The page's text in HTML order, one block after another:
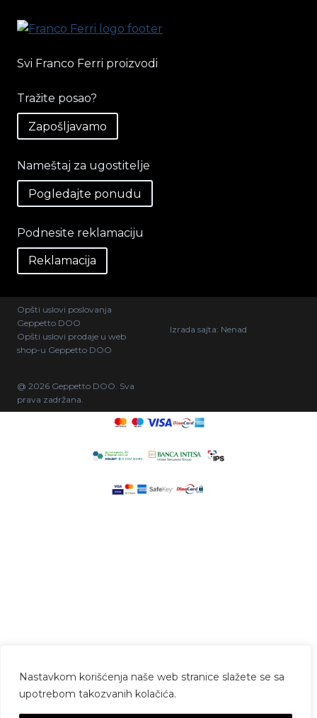
Nastavkom korišćenja naše web stranice slažete se sa
upotrebom takozvanih kolačića.
Svi Franco Ferri proizvodi
Tražite posao?
Zapošljavamo
Nameštaj za ugostitelje
Pogledajte ponudu
Podnesite reklamaciju
Reklamacija
Opšti uslovi poslovanja
Geppetto DOO
Opšti uslovi prodaje u web
shop-u Geppetto DOO
Izrada sajta: Nenad
@ 2026 Geppetto DOO. Sva
prava zadržana.